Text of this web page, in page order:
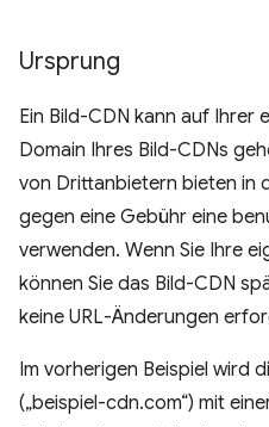
Ursprung
Ein Bild-CDN kann auf Ihrer
Domain Ihres Bild-CDNs
von Drittanbietern bieten in
gegen eine Gebühr eine
verwenden. Wenn Sie Ihre
können Sie das Bild-CDN
keine URL-Änderungen
Im vorherigen Beispiel wird
(„beispiel-cdn.com“) mit